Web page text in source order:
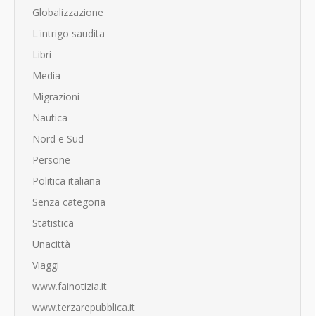
Globalizzazione
L'intrigo saudita
Libri
Media
Migrazioni
Nautica
Nord e Sud
Persone
Politica italiana
Senza categoria
Statistica
Unacittà
Viaggi
www.fainotizia.it
www.terzarepubblica.it